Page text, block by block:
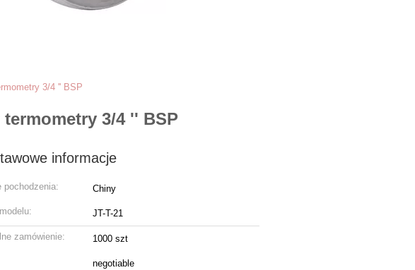
3/4 '' BSP
termometry 3/4 '' BSP
informacje
pochodzenia: Chiny
JT-T-21
zamówienie: 1000 szt
negotiable